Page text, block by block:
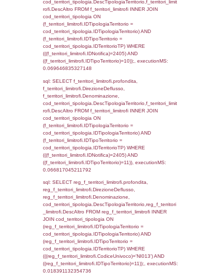
rofi.DescAltro FROM f_territori_limitrofi
cod_territori_tipologia ON
(f_territori_limitrofi.IDTipologiaTerritorio =
cod_territori_tipologia.IDTipologiaTerritorio)
(f_territori_limitrofi.IDTipoTerritorio =
cod_territori_tipologia.IDTerritorioTP)
((f_territori_limitrofi.IDTipoTerritorio)=4)),
0.072160005569458
sql: SELECT f_territori_limitrofi.Distanza,
f_territori_limitrofi.Direzione,
f_territori_limitrofi.Denominazione,
f_territori_limitrofi.DescAltro FROM
JOIN cod_territori_tipologia ON
(f_territori_limitrofi.IDTipologiaTerritorio =
cod_territori_tipologia.IDTipologiaTerritorio)
(f_territori_limitrofi.IDTipoTerritorio =
cod_territori_tipologia.IDTerritorioTP)
(((f_territori_limitrofi.IDNotifica)=2405) AND
((f_territori_limitrofi.IDTipoTerritorio)=5)),
0.070898056030273
sql: SELECT f_territori_limitrofi.Distanza,